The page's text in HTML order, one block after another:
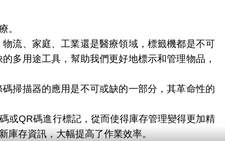
。
流、家庭、工業還是醫療領域，標籤機都是不可
多用途工具，幫助我們更好地標示和管理物品，
掃描器的應用是不可或缺的一部分，其革命性的
或QR碼進行標記，從而使得庫存管理變得更加精
存資訊，大幅提高了作業效率。